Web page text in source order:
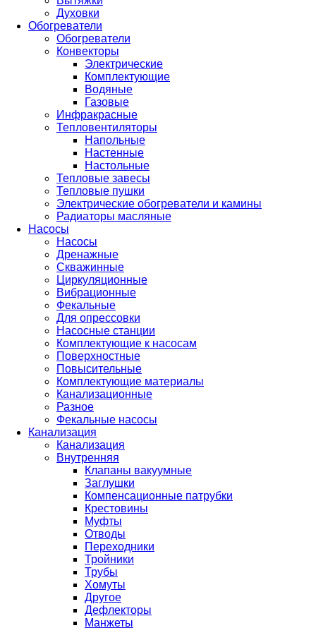
Духовки
Обогреватели
Обогреватели
Конвекторы
Электрические
Комплектующие
Водяные
Газовые
Инфракрасные
Тепловентиляторы
Напольные
Настенные
Настольные
Тепловые завесы
Тепловые пушки
Электрические обогреватели и камины
Радиаторы масляные
Насосы
Насосы
Дренажные
Скважинные
Циркуляционные
Вибрационные
Фекальные
Для опрессовки
Насосные станции
Комплектующие к насосам
Поверхностные
Повысительные
Комплектующие материалы
Канализационные
Разное
Фекальные насосы
Канализация
Канализация
Внутренняя
Клапаны вакуумные
Заглушки
Компенсационные патрубки
Крестовины
Муфты
Отводы
Переходники
Тройники
Трубы
Хомуты
Другое
Дефлекторы
Манжеты